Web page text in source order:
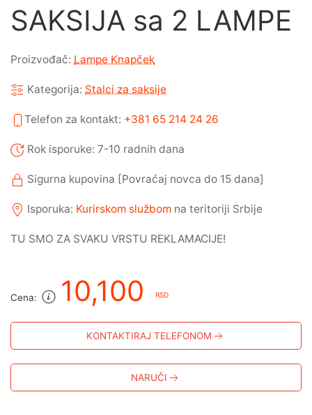
SAKSIJA sa 2 LAMPE
Proizvođač: Lampe Knapček
Kategorija: Stalci za saksije
Telefon za kontakt: +381 65 214 24 26
Rok isporuke: 7-10 radnih dana
Sigurna kupovina [Povraćaj novca do 15 dana]
Isporuka: Kurirskom službom na teritoriji Srbije
TU SMO ZA SVAKU VRSTU REKLAMACIJE!
Cena: 10,100 RSD
KONTAKTIRAJ TELEFONOM
NARUČI